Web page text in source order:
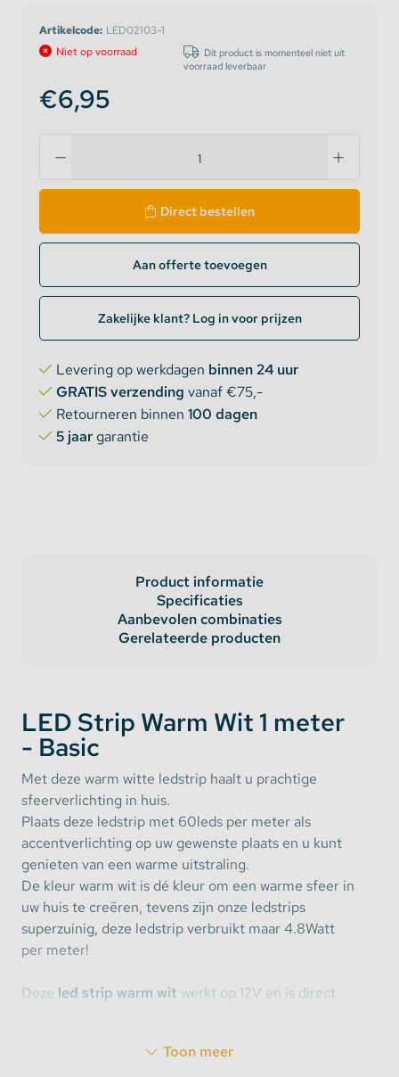
Artikelcode: LED02103-1
Niet op voorraad
Dit product is momenteel niet uit
voorraad leverbaar
€6,95
Direct bestellen
Aan offerte toevoegen
Zakelijke klant? Log in voor prijzen
Levering op werkdagen binnen 24 uur
GRATIS verzending vanaf €75,-
Retourneren binnen 100 dagen
5 jaargarantie
Product informatie
Specificaties
Aanbevolen combinaties
Gerelateerde producten
LED Strip Warm Wit 1 meter
- Basic
Met deze warm witte ledstrip haalt u prachtige
sfeerverlichting in huis.
Plaats deze ledstrip met 60leds per meter als
accentverlichting op uw gewenste plaats en u kunt
genieten van een warme uitstraling.
De kleur warm wit is dé kleur om een warme sfeer in
uw huis te creëren, tevens zijn onze ledstrips
superzuinig, deze ledstrip verbruikt maar 4.8Watt
per meter!
Deze led strip warm wit werkt op 12V en is direct
Toon meer